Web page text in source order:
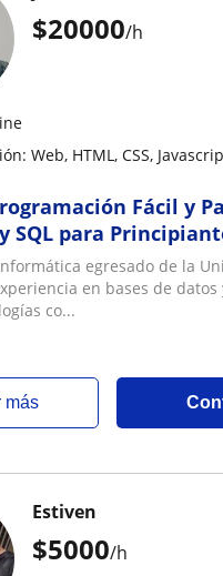
$20000/h
Web, HTML, CSS,
Fácil y
SQL para
egresado de la
en bases de
co...
más
$5000/h
Estiven